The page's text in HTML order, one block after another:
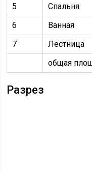
5
Спальня
6
Ванная
7
Лестница
общая
Разрез